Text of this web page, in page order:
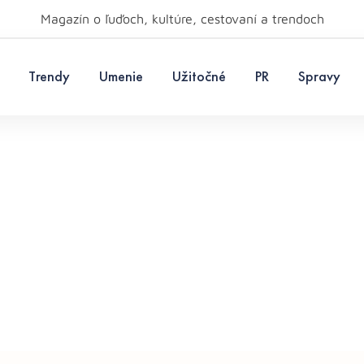
Magazín o ľuďoch, kultúre, cestovaní a trendoch
Trendy Umenie Užitočné PR Spravy